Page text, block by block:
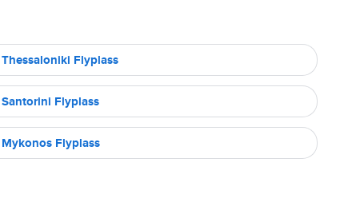
Thessaloniki Flyplass
Santorini Flyplass
Mykonos Flyplass